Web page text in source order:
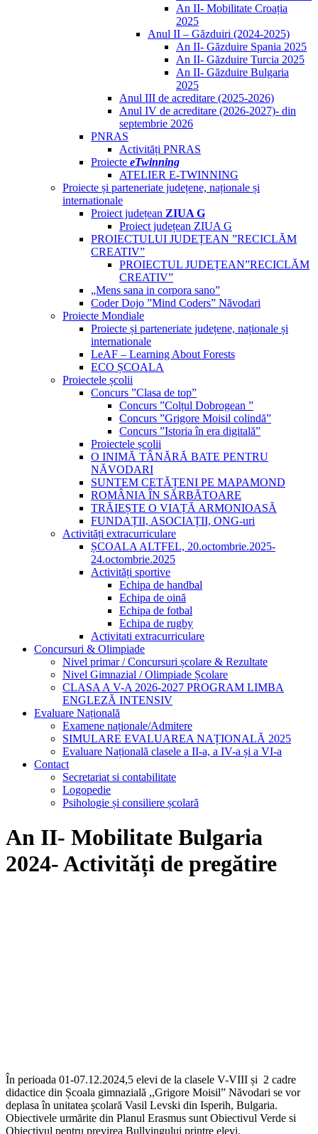
An II- Mobilitate Croația
2025
Anul II – Găzduiri (2024-2025)
An II- Găzduire Spania 2025
An II- Găzduire Turcia 2025
An II- Găzduire Bulgaria
2025
Anul III de acreditare (2025-2026)
Anul IV de acreditare (2026-2027)- din
septembrie 2026
PNRAS
Activități PNRAS
Proiecte eTwinning
ATELIER E-TWINNING
Proiecte și parteneriate județene, naționale și
internationale
Proiect județean ZIUA G
Proiect județean ZIUA G
PROIECTULUI JUDEȚEAN ”RECICLĂM
CREATIV”
PROIECTUL JUDEȚEAN”RECICLĂM
CREATIV”
„Mens sana in corpora sano”
Coder Dojo ”Mind Coders” Năvodari
Proiecte Mondiale
Proiecte și parteneriate județene, naționale și
internationale
LeAF – Learning About Forests
ECO ȘCOALA
Proiectele școlii
Concurs ”Clasa de top”
Concurs ”Colțul Dobrogean ”
Concurs ”Grigore Moisil colindă”
Concurs ”Istoria în era digitală”
Proiectele școlii
O INIMĂ TÂNĂRĂ BATE PENTRU
NĂVODARI
SUNTEM CETĂȚENI PE MAPAMOND
ROMÂNIA ÎN SĂRBĂTOARE
TRĂIEȘTE O VIAȚĂ ARMONIOASĂ
FUNDAȚII, ASOCIAȚII, ONG-uri
Activități extracurriculare
ȘCOALA ALTFEL, 20.octombrie.2025-
24.octombrie.2025
Activități sportive
Echipa de handbal
Echipa de oină
Echipa de fotbal
Echipa de rugby
Activitati extracurriculare
Concursuri & Olimpiade
Nivel primar / Concursuri școlare & Rezultate
Nivel Gimnazial / Olimpiade Școlare
CLASA A V-A 2026-2027 PROGRAM LIMBA
ENGLEZĂ INTENSIV
Evaluare Națională
Examene naționale/Admitere
SIMULARE EVALUAREA NAȚIONALĂ 2025
Evaluare Națională clasele a II-a, a IV-a și a VI-a
Contact
Secretariat si contabilitate
Logopedie
Psihologie și consiliere școlară
An II- Mobilitate Bulgaria
2024- Activități de pregătire
În perioada 01-07.12.2024,5 elevi de la clasele V-VIII și 2 cadre
didactice din Școala gimnazială ,,Grigore Moisil” Năvodari se vor
deplasa în unitatea școlară Vasil Levski din Isperih, Bulgaria.
Obiectivele urmărite din Planul Erasmus sunt Obiectivul Verde si
Obiectivul pentru previrea Bullyingului printre elevi.